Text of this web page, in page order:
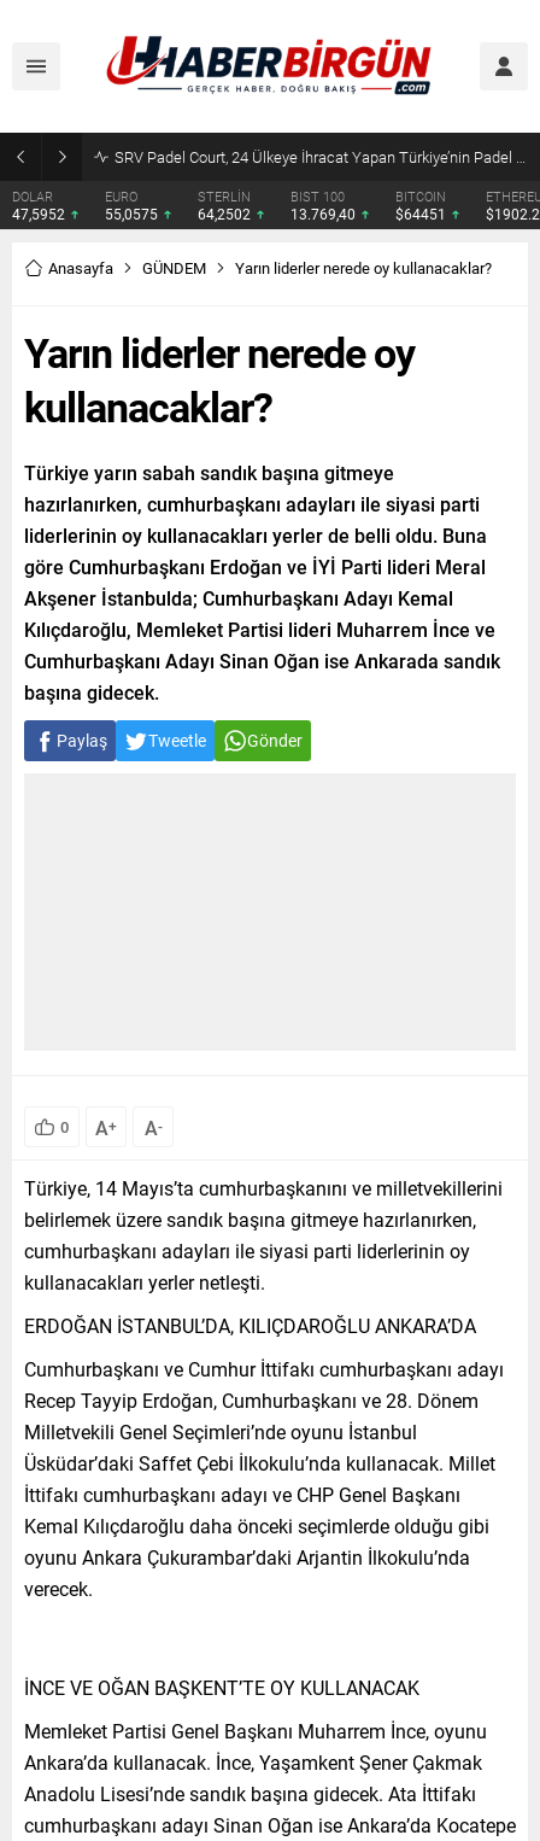
SRV Padel Court, 24 Ülkeye İhracat Yapan Türkiye’nin Padel Kortu Üretim Gücü
DOLAR
47,5952
EURO
55,0575
STERLİN
64,2502
BIST 100
13.769,40
BITCOIN
$64451
Anasayfa GÜNDEM Yarın liderler nerede oy kullanacaklar?
Yarın liderler nerede oy
kullanacaklar?
Türkiye yarın sabah sandık başına gitmeye
hazırlanırken, cumhurbaşkanı adayları ile siyasi parti
liderlerinin oy kullanacakları yerler de belli oldu. Buna
göre Cumhurbaşkanı Erdoğan ve İYİ Parti lideri Meral
Akşener İstanbulda; Cumhurbaşkanı Adayı Kemal
Kılıçdaroğlu, Memleket Partisi lideri Muharrem İnce ve
Cumhurbaşkanı Adayı Sinan Oğan ise Ankarada sandık
başına gidecek.
Paylaş Tweetle Gönder
0 A+ A-
Türkiye, 14 Mayıs’ta cumhurbaşkanını ve milletvekillerini
belirlemek üzere sandık başına gitmeye hazırlanırken,
cumhurbaşkanı adayları ile siyasi parti liderlerinin oy
kullanacakları yerler netleşti.
ERDOĞAN İSTANBUL’DA, KILIÇDAROĞLU ANKARA’DA
Cumhurbaşkanı ve Cumhur İttifakı cumhurbaşkanı adayı
Recep Tayyip Erdoğan, Cumhurbaşkanı ve 28. Dönem
Milletvekili Genel Seçimleri’nde oyunu İstanbul
Üsküdar’daki Saffet Çebi İlkokulu’nda kullanacak. Millet
İttifakı cumhurbaşkanı adayı ve CHP Genel Başkanı
Kemal Kılıçdaroğlu daha önceki seçimlerde olduğu gibi
oyunu Ankara Çukurambar’daki Arjantin İlkokulu’nda
verecek.
İNCE VE OĞAN BAŞKENT’TE OY KULLANACAK
Memleket Partisi Genel Başkanı Muharrem İnce, oyunu
Ankara’da kullanacak. İnce, Yaşamkent Şener Çakmak
Anadolu Lisesi’nde sandık başına gidecek. Ata İttifakı
cumhurbaşkanı adayı Sinan Oğan ise Ankara’da Kocatepe